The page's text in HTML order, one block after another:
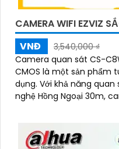
CAMERA WIFI EZVIZ
VNĐ
3,540,000 ₫
Camera quan sát CS-
CMOS là một sản phẩm
dụng. Với khả năng quan sát ban đêm thông qua công
nghệ Hồng Ngoại 30m,